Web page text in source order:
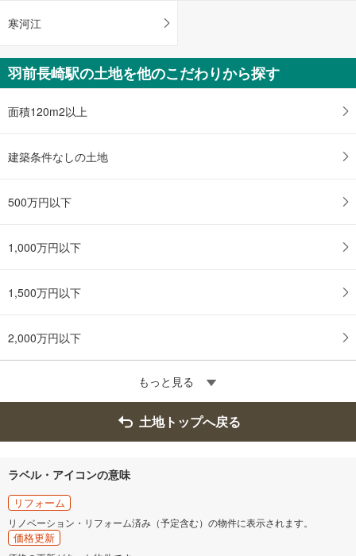
寒河江
羽前長崎駅の土地を他のこだわりから探す
面積120m2以上
建築条件なしの土地
500万円以下
1,000万円以下
1,500万円以下
2,000万円以下
もっと見る
土地トップへ戻る
ラベル・アイコンの意味
リフォーム
リノベーション・リフォーム済み（予定含む）の物件に表示されます。
価格更新